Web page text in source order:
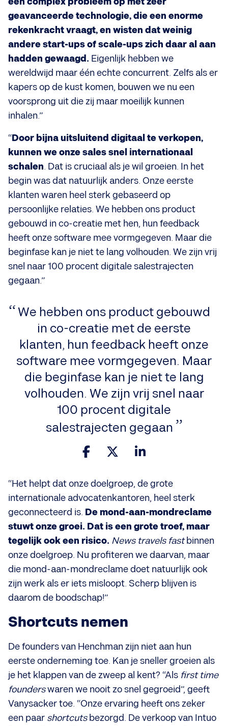
geavanceerde technologie, die een enorme
rekenkracht vraagt, en wisten dat weinig
andere start-ups of scale-ups zich daar al aan
hadden gewaagd. Eigenlijk hebben we
wereldwijd maar één echte concurrent. Zelfs als er
kapers op de kust komen, bouwen we nu een
voorsprong uit die zij maar moeilijk kunnen
inhalen.”
“Door bijna uitsluitend digitaal te verkopen,
kunnen we onze sales snel internationaal
schalen. Dat is cruciaal als je wil groeien. In het
begin was dat natuurlijk anders. Onze eerste
klanten waren heel sterk gebaseerd op
persoonlijke relaties. We hebben ons product
gebouwd in co-creatie met hen, hun feedback
heeft onze software mee vormgegeven. Maar die
beginfase kan je niet te lang volhouden. We zijn vrij
snel naar 100 procent digitale salestrajecten
gegaan.”
We hebben ons product gebouwd
in co-creatie met de eerste
klanten, hun feedback heeft onze
software mee vormgegeven. Maar
die beginfase kan je niet te lang
volhouden. We zijn vrij snel naar
100 procent digitale
salestrajecten gegaan
“Het helpt dat onze doelgroep, de grote
internationale advocatenkantoren, heel sterk
geconnecteerd is. De mond-aan-mondreclame
stuwt onze groei. Dat is een grote troef, maar
tegelijk ook een risico. News travels fastbinnen
onze doelgroep. Nu profiteren we daarvan, maar
die mond-aan-mondreclame doet natuurlijk ook
zijn werk als er iets misloopt. Scherp blijven is
daarom de boodschap!”
Shortcuts nemen
De founders van Henchman zijn niet aan hun
eerste onderneming toe. Kan je sneller groeien als
je het klappen van de zweep al kent? “Als first time
founderswaren we nooit zo snel gegroeid”, geeft
Vanysacker toe. “Onze ervaring heeft ons zeker
een paar shortcutsbezorgd. De verkoop van Intuo